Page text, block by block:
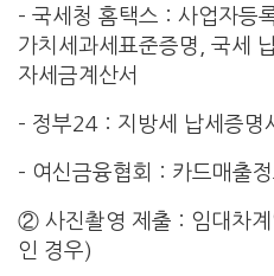
– 국세청 홈택스 : 사업자등
가치세과세표준증명, 국세
자세금계산서
– 정부24 : 지방세 납세증명
– 여신금융협회 : 카드매출
② 사진촬영 제출 : 임대차
인 경우)